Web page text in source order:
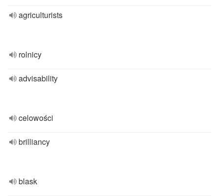
agriculturists
rolnicy
advisability
celowości
brilliancy
blask